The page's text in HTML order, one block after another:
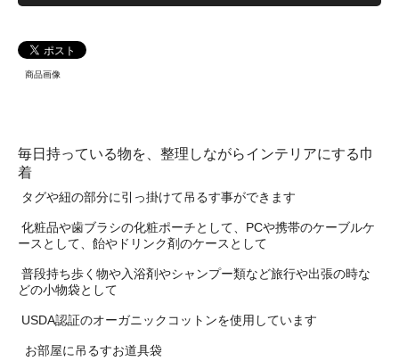
商品画像
毎日持っている物を、整理しながらインテリアにする巾
着
タグや紐の部分に引っ掛けて吊るす事ができます
化粧品や歯ブラシの化粧ポーチとして、PCや携帯のケーブルケ
ースとして、飴やドリンク剤のケースとして
普段持ち歩く物や入浴剤やシャンプー類など旅行や出張の時な
どの小物袋として
USDA認証のオーガニックコットンを使用しています
お部屋に吊るすお道具袋